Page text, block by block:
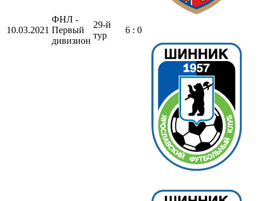
10.03.2021
ФНЛ -
Первый
дивизион
29-й
тур
6 : 0